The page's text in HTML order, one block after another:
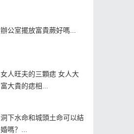
辦公室擺放富貴蕨好嗎...
女人旺夫的三顆痣 女人大
富大貴的痣相...
洞下水命和城頭土命可以結
婚嗎？...